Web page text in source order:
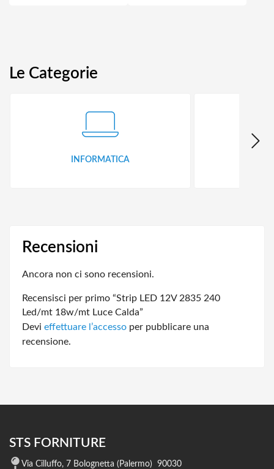
Le Categorie
INFORMATICA
Recensioni
Ancora non ci sono recensioni.
Recensisci per primo “Strip LED 12V 2835 240
Led/mt 18w/mt Luce Calda”
Devi effettuare l’accesso per pubblicare una
recensione.
STS FORNITURE
Via Cilluffo, 7 Bolognetta (Palermo) 90030